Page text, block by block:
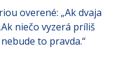
overené: „Ak dvaja
niečo vyzerá príliš
to pravda.“